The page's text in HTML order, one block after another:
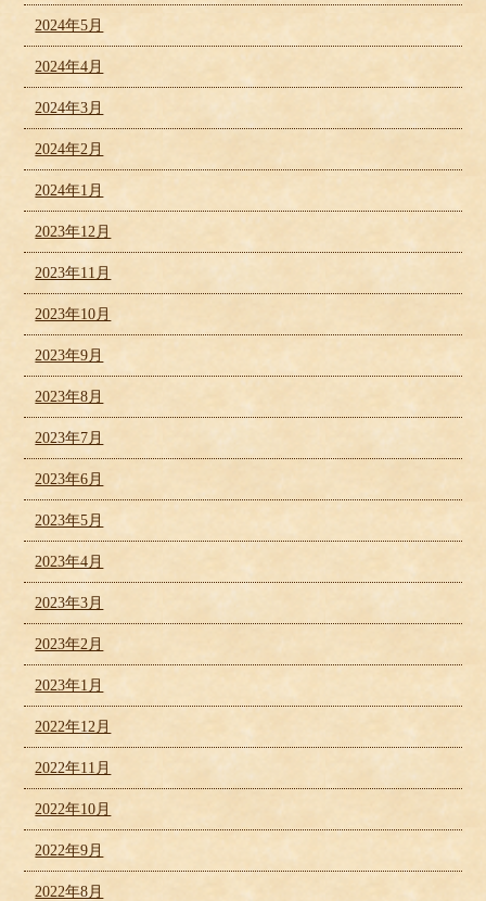
2024年5月
2024年4月
2024年3月
2024年2月
2024年1月
2023年12月
2023年11月
2023年10月
2023年9月
2023年8月
2023年7月
2023年6月
2023年5月
2023年4月
2023年3月
2023年2月
2023年1月
2022年12月
2022年11月
2022年10月
2022年9月
2022年8月